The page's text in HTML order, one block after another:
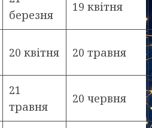
березня
19 квітня
20 квітня 20 травня
21
травня
20 червня